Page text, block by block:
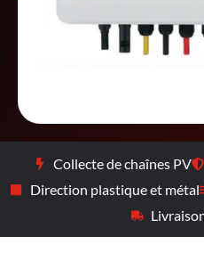
Collecte de chaînes PV
Direction plastique et métal